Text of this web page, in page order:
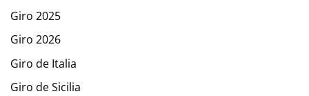
Giro 2025
Giro 2026
Giro de Italia
Giro de Sicilia